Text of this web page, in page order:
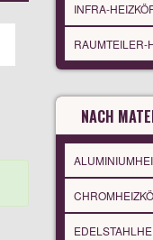
INFRA-
RAUMTEILER-
NACH